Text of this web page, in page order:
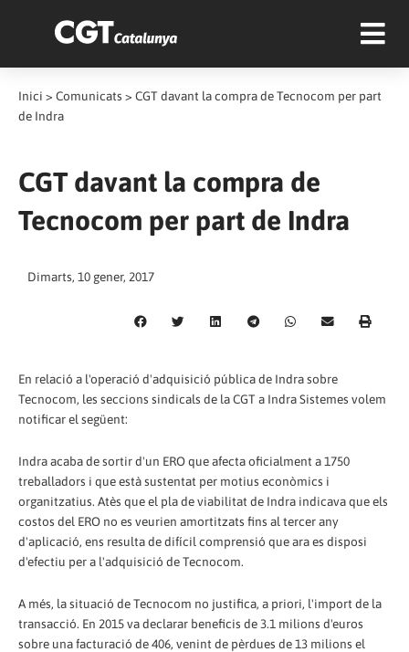
Inici > Comunicats > CGT davant la compra de Tecnocom per part
de Indra
CGT davant la compra de
Tecnocom per part de Indra
Dimarts, 10 gener, 2017
En relació a l'operació d'adquisició pública de Indra sobre
Tecnocom, les seccions sindicals de la CGT a Indra Sistemes volem
notificar el següent:
Indra acaba de sortir d'un ERO que afecta oficialment a 1750
treballadors i que està sustentat per motius econòmics i
organitzatius. Atès que el pla de viabilitat de Indra indicava que els
costos del ERO no es veurien amortitzats fins al tercer any
d'aplicació, ens resulta de difícil comprensió que ara es disposi
d'efectiu per a l'adquisició de Tecnocom.
A més, la situació de Tecnocom no justifica, a priori, l'import de la
transacció. En 2015 va declarar beneficis de 3.1 milions d'euros
sobre una facturació de 406, venint de pèrdues de 13 milions el